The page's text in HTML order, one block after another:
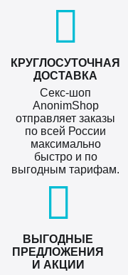
КРУГЛОСУТОЧНАЯ
ДОСТАВКА
Секс-шоп
AnonimShop
отправляет заказы
по всей России
максимально
быстро и по
выгодным тарифам.
ВЫГОДНЫЕ
ПРЕДЛОЖЕНИЯ
И АКЦИИ